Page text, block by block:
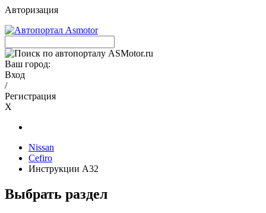
Авторизация
Ваш город:
Вход
/
Регистрация
X
Nissan
Cefiro
Инструкции A32
Выбрать раздел